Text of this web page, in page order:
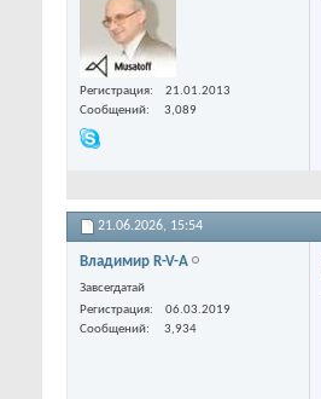
Регистрация
21.01.2013
Сообщений
3,089
21.06.2026, 15:54
Владимир R-V-A
Завсегдатай
Регистрация
06.03.2019
Сообщений
3,934